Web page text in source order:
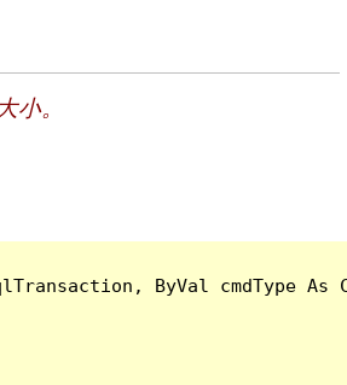
小。
ByVal cmdType As